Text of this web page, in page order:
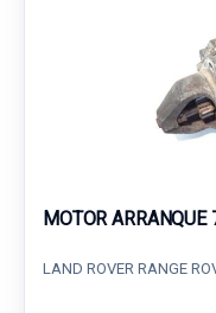
MOTOR
LAND ROVER RANGE